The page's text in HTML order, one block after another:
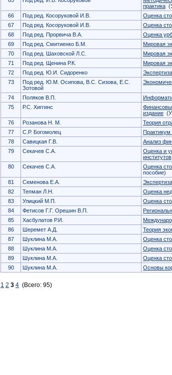
практика
66
Под ред. Косоруковой И.В.
Оценка
67
Под ред. Косоруковой И.В. Оценка
68
Под ред. Прорвича В.А. Оценка
69
Под ред. Смитиенко Б.М. Мировая
70
Под ред. Шаховской Л.С. Мировая
71
Под ред. Щенина Р.К. Мировая
72
Под ред. Ю.И. Сидоренко
73
Под ред. Ю.М. Осипова, В.С. Сизова, Е.С.
Зотовой
74 Поляков В.П.
75
Р.С. Хиггинс
издание
76
Розанова Н. М. Теория
77
С.Р. Богомолец Практикум
78
Савицкая Г.В. Анализ
79
Секачев С.А.
Оценка и
институтов
80
Секачев С.А. Оценка
пособие)
81
Семенова Е.А.
82
Тепман Л.Н. Оценка
83
Улицкий М.П. Оценка
84
Фетисов Г.Г. Орешин В.П.
85
Хасбулатов Р.И.
86
Шеремет А.Д. Теория
87
Шуклина М.А. Оценка
88
Шуклина М.А. Оценка
89
Шуклина М.А. Оценка
90
Шуклина М.А. Основы
1 2 3 4 (Всего: 95)